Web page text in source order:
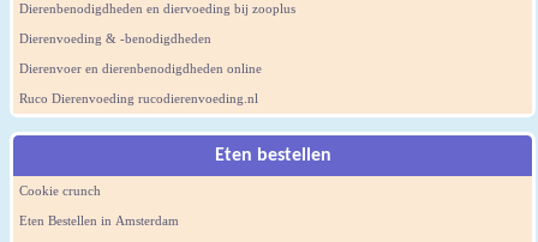
Dierenbenodigdheden en diervoeding bij zooplus
Dierenvoeding & -benodigdheden
Dierenvoer en dierenbenodigdheden online
Ruco Dierenvoeding rucodierenvoeding.nl
Eten bestellen
Cookie crunch
Eten Bestellen in Amsterdam